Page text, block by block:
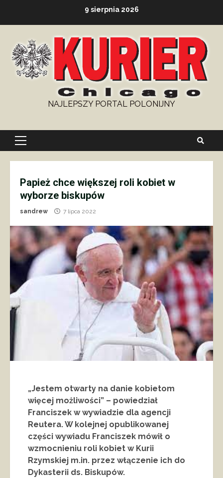
9 sierpnia 2026
NAJLEPSZY PORTAL POLONIJNY
Primary
Papież chce większej roli kobiet w
wyborze biskupów
sandrew 7 lipca 2022
„Jestem otwarty na danie kobietom
więcej możliwości” – powiedział
Franciszek w wywiadzie dla agencji
Reutera. W kolejnej opublikowanej
części wywiadu Franciszek mówił o
wzmocnieniu roli kobiet w Kurii
Rzymskiej m.in. przez włączenie ich do
Dykasterii ds. Biskupów.